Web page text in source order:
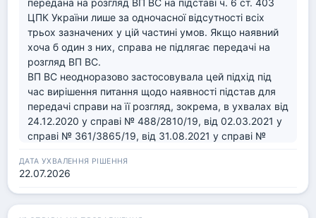
передана на розгляд ВП ВС на підставі ч. 6 ст. 403
ЦПК України лише за одночасної відсутності всіх
трьох зазначених у цій частині умов. Якщо наявний
хоча б один з них, справа не підлягає передачі на
розгляд ВП ВС.
ВП ВС неодноразово застосовувала цей підхід під
час вирішення питання щодо наявності підстав для
передачі справи на її розгляд, зокрема, в ухвалах від
24.12.2020 у справі № 488/2810/19, від 02.03.2021 у
справі № 361/3865/19, від 31.08.2021 у справі №
від 22.09.2021 у справі № 335/6684/19, від
29.09.2021 у справі № 760/10469/20, від 06.10.2021
у справі № 757/40434/20, від 30.11.2021 листопада
22.07.2026